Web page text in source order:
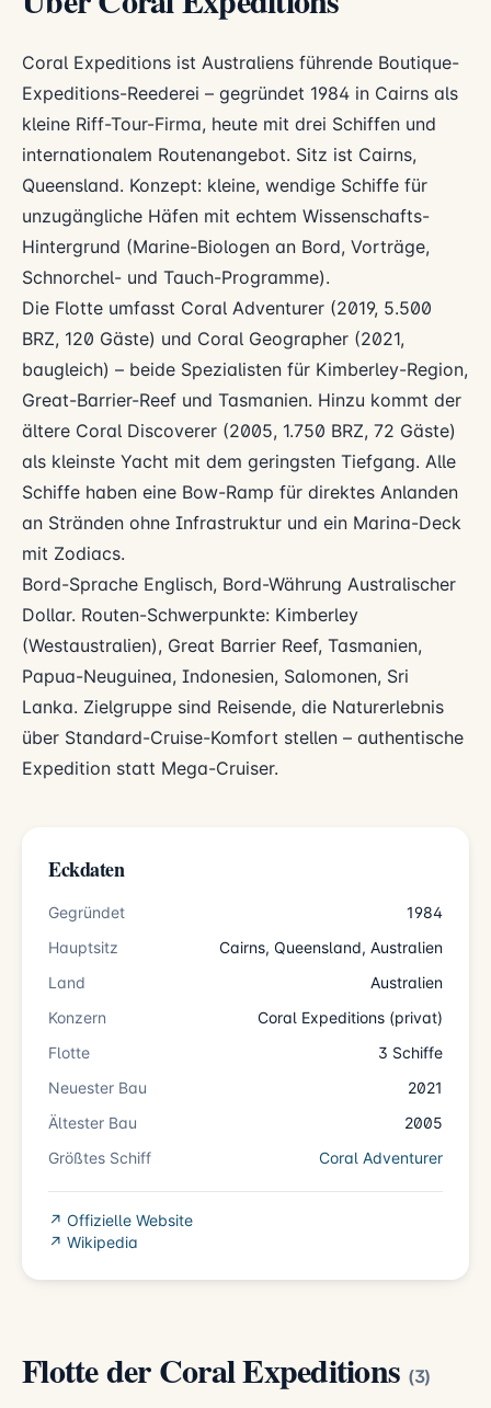
Coral Expeditions ist Australiens führende Boutique-
Expeditions-Reederei – gegründet 1984 in Cairns als
kleine Riff-Tour-Firma, heute mit drei Schiffen und
internationalem Routenangebot. Sitz ist Cairns,
Queensland. Konzept: kleine, wendige Schiffe für
unzugängliche Häfen mit echtem Wissenschafts-
Hintergrund (Marine-Biologen an Bord, Vorträge,
Schnorchel- und Tauch-Programme).
Die Flotte umfasst Coral Adventurer (2019, 5.500
BRZ, 120 Gäste) und Coral Geographer (2021,
baugleich) – beide Spezialisten für Kimberley-Region,
Great-Barrier-Reef und Tasmanien. Hinzu kommt der
ältere Coral Discoverer (2005, 1.750 BRZ, 72 Gäste)
als kleinste Yacht mit dem geringsten Tiefgang. Alle
Schiffe haben eine Bow-Ramp für direktes Anlanden
an Stränden ohne Infrastruktur und ein Marina-Deck
mit Zodiacs.
Bord-Sprache Englisch, Bord-Währung Australischer
Dollar. Routen-Schwerpunkte: Kimberley
(Westaustralien), Great Barrier Reef, Tasmanien,
Papua-Neuguinea, Indonesien, Salomonen, Sri
Lanka. Zielgruppe sind Reisende, die Naturerlebnis
über Standard-Cruise-Komfort stellen – authentische
Expedition statt Mega-Cruiser.
Eckdaten
Gegründet
1984
Hauptsitz
Cairns, Queensland, Australien
Land
Australien
Konzern
Coral Expeditions (privat)
Flotte
3 Schiffe
Neuester Bau
2021
Ältester Bau
2005
Größtes Schiff
Coral Adventurer
↗ Offizielle Website
↗ Wikipedia
Flotte der Coral Expeditions (3)